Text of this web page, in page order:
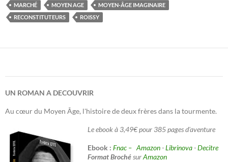
MARCHÉ
MOYEN AGE
MOYEN-ÂGE IMAGINAIRE
RECONSTITUTEURS
ROISSY
UN ROMAN A DECOUVRIR
Au cœur du Moyen Âge, l'histoire de deux frères dans la tourmente.
Le ebook à 3,49€ pour 385 pages d'aventure
Ebook : Fnac – Amazon-Librinova-Decitre
Format BrochésurAmazon